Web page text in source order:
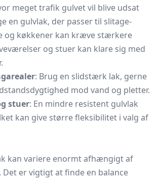
meget trafik gulvet vil blive udsat
en gulvlak, der passer til slitage-
og køkkener kan kræve stærkere
og stuer kan klare sig med
: Brug en slidstærk lak, gerne
mod vand og pletter.
stuer: En mindre resistent gulvlak
kan give større fleksibilitet i valg af
kan variere enormt afhængigt af
Det er vigtigt at finde en balance